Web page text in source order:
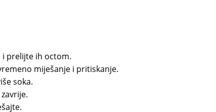
i prelijte ih octom.
miješanje i pritiskanje.
soka.